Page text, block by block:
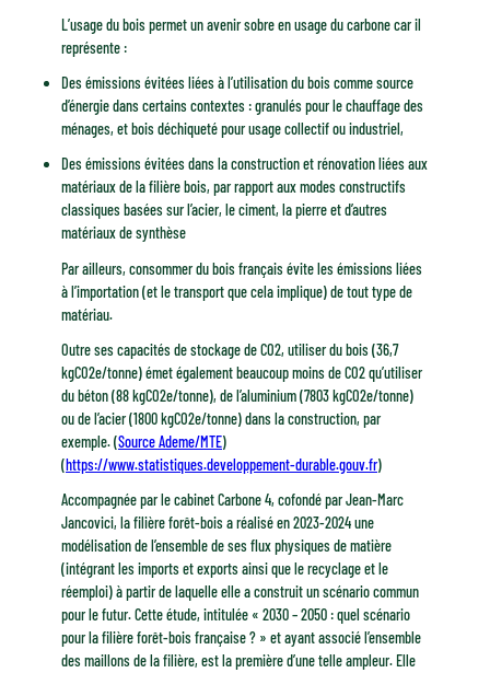
L’usage du bois permet un avenir sobre en usage du carbone car il
représente :
Des émissions évitées liées à l’utilisation du bois comme source
d’énergie dans certains contextes : granulés pour le chauffage des
ménages, et bois déchiqueté pour usage collectif ou industriel,
Des émissions évitées dans la construction et rénovation liées aux
matériaux de la filière bois, par rapport aux modes constructifs
classiques basées sur l’acier, le ciment, la pierre et d’autres
matériaux de synthèse
Par ailleurs, consommer du bois français évite les émissions liées
à l’importation (et le transport que cela implique) de tout type de
matériau.
Outre ses capacités de stockage de CO2, utiliser du bois (36,7
kgCO2e/tonne) émet également beaucoup moins de CO2 qu’utiliser
du béton (88 kgCO2e/tonne), de l’aluminium (7803 kgCO2e/tonne)
ou de l’acier (1800 kgCO2e/tonne) dans la construction, par
exemple. (Source Ademe/MTE)
(https://www.statistiques.developpement-durable.gouv.fr)
Accompagnée par le cabinet Carbone 4, cofondé par Jean-Marc
Jancovici, la filière forêt-bois a réalisé en 2023-2024 une
modélisation de l’ensemble de ses flux physiques de matière
(intégrant les imports et exports ainsi que le recyclage et le
réemploi) à partir de laquelle elle a construit un scénario commun
pour le futur. Cette étude, intitulée « 2030 – 2050 : quel scénario
pour la filière forêt-bois française ? » et ayant associé l’ensemble
des maillons de la filière, est la première d’une telle ampleur. Elle